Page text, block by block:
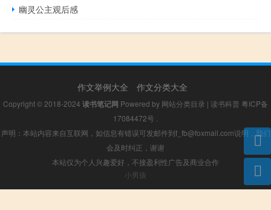
幽灵公主观后感
作文举例大全 作文分类大全
Copyright © 2018-2024 读书笔记网 Powered by 网站分类目录 | 读书科普 粤ICP备
17084472号
声明：本站内容来自互联网，如信息有错误可发邮件到f_fb@foxmail.com说明，我们
会及时纠正，谢谢
本站仅为个人兴趣爱好，不接盈利性广告及商业合作
小男孩